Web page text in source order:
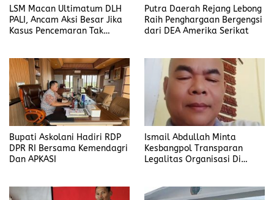
LSM Macan Ultimatum DLH
PALI, Ancam Aksi Besar Jika
Kasus Pencemaran Tak
Putra Daerah Rejang Lebong
Raih Penghargaan Bergengsi
dari DEA Amerika Serikat
Bupati Askolani Hadiri RDP
DPR RI Bersama Kemendagri
Dan APKASI
Ismail Abdullah Minta
Kesbangpol Transparan
Legalitas Organisasi Di